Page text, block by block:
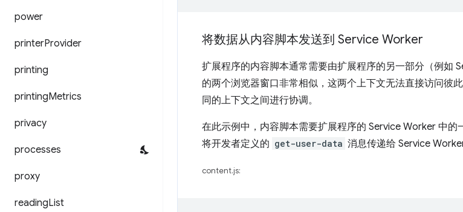
power
printerProvider
printing
printingMetrics
privacy
processes
proxy
readingList
将数据从内容脚本发送到 Service Worker
扩展程序的内容脚本通常需要由扩展程序的另一部分（例如
的两个浏览器窗口非常相似，这两个上下文无法直接访问彼
同的上下文之间进行协调。
在此示例中，内容脚本需要扩展程序的 Service Worker 中
将开发者定义的 get-user-data 消息传递给 Service
content.js: